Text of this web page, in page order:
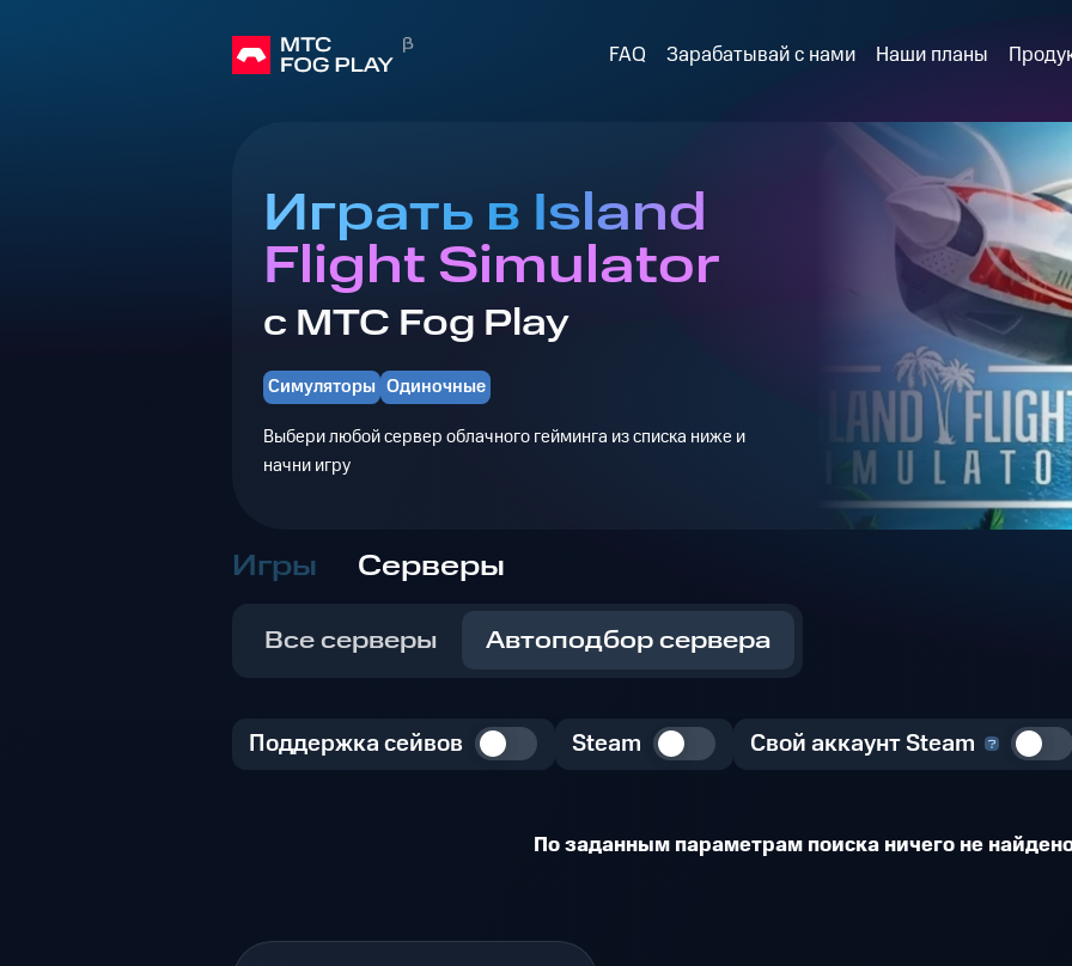
FAQ Зарабатывай с нами Наши планы
Играть в Island
Flight Simulator
с МТС Fog Play
Симуляторы Одиночные
Выбери любой сервер облачного гейминга из списка ниже и
начни игру
Игры Серверы
Все серверы Автоподбор сервера
Поддержка сейвов Steam Свой аккаунт Steam
По заданным параметрам поиска ничего не